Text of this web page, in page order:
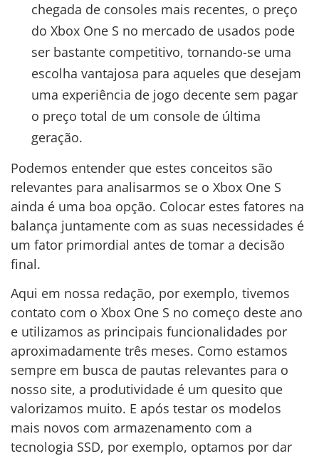
chegada de consoles mais recentes, o preço
do Xbox One S no mercado de usados pode
ser bastante competitivo, tornando-se uma
escolha vantajosa para aqueles que desejam
uma experiência de jogo decente sem pagar
o preço total de um console de última
geração.
Podemos entender que estes conceitos são
relevantes para analisarmos se o Xbox One S
ainda é uma boa opção. Colocar estes fatores na
balança juntamente com as suas necessidades é
um fator primordial antes de tomar a decisão
final.
Aqui em nossa redação, por exemplo, tivemos
contato com o Xbox One S no começo deste ano
e utilizamos as principais funcionalidades por
aproximadamente três meses. Como estamos
sempre em busca de pautas relevantes para o
nosso site, a produtividade é um quesito que
valorizamos muito. E após testar os modelos
mais novos com armazenamento com a
tecnologia SSD, por exemplo, optamos por dar